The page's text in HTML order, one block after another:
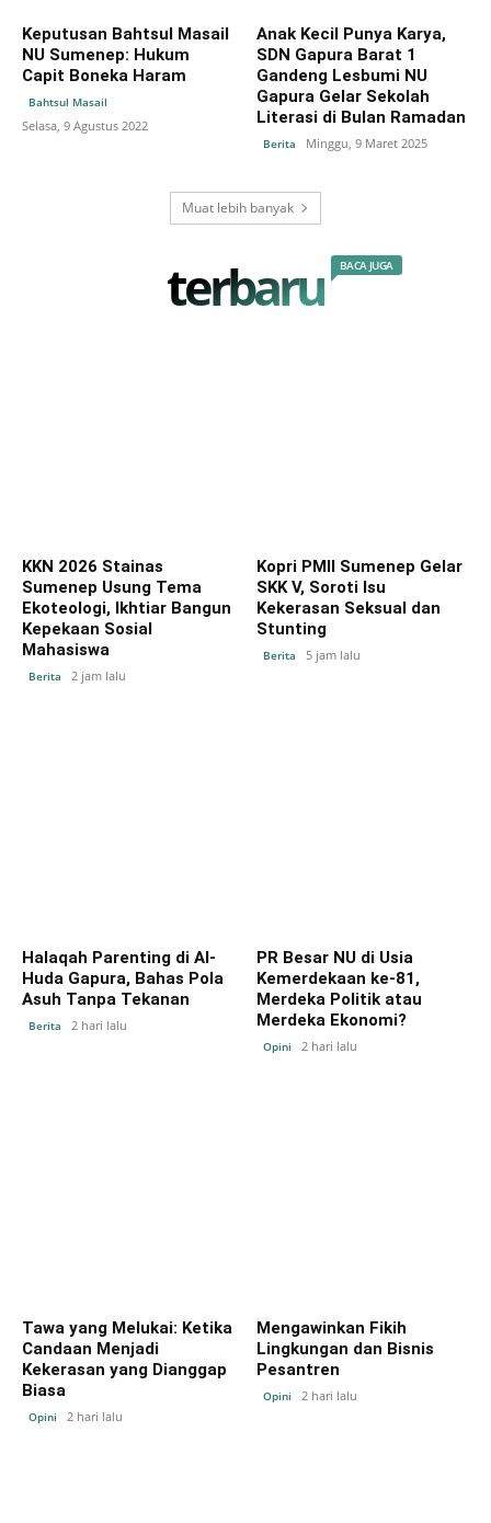
Keputusan Bahtsul Masail
NU Sumenep: Hukum
Capit Boneka Haram
Bahtsul Masail
Selasa, 9 Agustus 2022
Anak Kecil Punya Karya,
SDN Gapura Barat 1
Gandeng Lesbumi NU
Gapura Gelar Sekolah
Literasi di Bulan Ramadan
Berita Minggu, 9 Maret 2025
Muat lebih banyak
terbaru BACA JUGA
KKN 2026 Stainas
Sumenep Usung Tema
Ekoteologi, Ikhtiar Bangun
Kepekaan Sosial
Mahasiswa
Berita 2 jam lalu
Kopri PMII Sumenep Gelar
SKK V, Soroti Isu
Kekerasan Seksual dan
Stunting
Berita 5 jam lalu
Halaqah Parenting di Al-
Huda Gapura, Bahas Pola
Asuh Tanpa Tekanan
Berita 2 hari lalu
PR Besar NU di Usia
Kemerdekaan ke-81,
Merdeka Politik atau
Merdeka Ekonomi?
Opini 2 hari lalu
Tawa yang Melukai: Ketika
Candaan Menjadi
Kekerasan yang Dianggap
Biasa
Opini 2 hari lalu
Mengawinkan Fikih
Lingkungan dan Bisnis
Pesantren
Opini 2 hari lalu